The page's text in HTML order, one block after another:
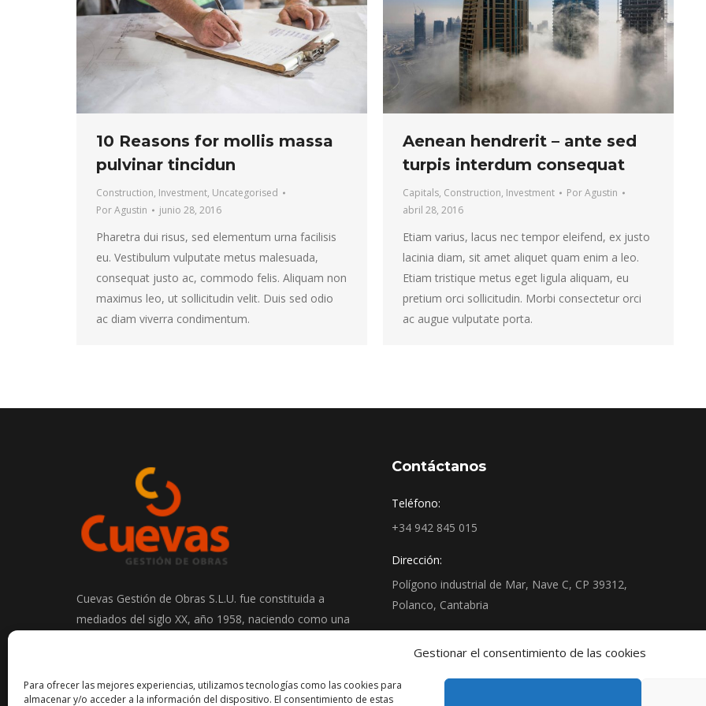
Gestionar el consentimiento de las cookies
Para ofrecer las mejores experiencias, utilizamos tecnologías como las cookies para
almacenar y/o acceder a la información del dispositivo. El consentimiento de estas
10 Reasons for mollis massa
pulvinar tincidun
Construction, Investment, Uncategorised
PorAgustin junio 28, 2016
Pharetra dui risus, sed elementum urna facilisis
eu. Vestibulum vulputate metus malesuada,
consequat justo ac, commodo felis. Aliquam non
maximus leo, ut sollicitudin velit. Duis sed odio
ac diam viverra condimentum.
Aenean hendrerit – ante sed
turpis interdum consequat
Capitals, Construction, Investment PorAgustin
abril 28, 2016
Etiam varius, lacus nec tempor eleifend, ex justo
lacinia diam, sit amet aliquet quam enim a leo.
Etiam tristique metus eget ligula aliquam, eu
pretium orci sollicitudin. Morbi consectetur orci
ac augue vulputate porta.
Cuevas Gestión de Obras S.L.U. fue constituida a
mediados del siglo XX, año 1958, naciendo como una
Contáctanos
Teléfono:
+34 942 845 015
Dirección:
Polígono industrial de Mar, Nave C, CP 39312,
Polanco, Cantabria
Encuéntranos en:
Facebook
YouTube
page
Linkedin
page
Instagram
page